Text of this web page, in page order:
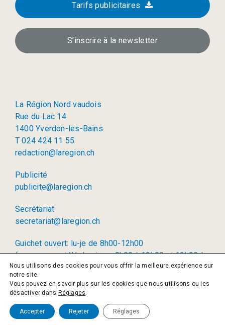
Tarifs publicitaires
S’inscrire à la newsletter
La Région Nord vaudois
Rue du Lac 14
1400 Yverdon-les-Bains
T 024 424 11 55
redaction@laregion.ch
Publicité
publicite@laregion.ch
Secrétariat
secretariat@laregion.ch
Guichet ouvert: lu-je de 8h00-12h00
(permanence téléphonique: 8h00 à 12h00 et 13h00 à
17h00)
© 2026 La Région SA
Politique de confidentialité
Nous utilisons des cookies pour vous offrir la meilleure expérience sur
notre site.
Vous pouvez en savoir plus sur les cookies que nous utilisons ou les
désactiver dans Réglages.
Accepter Rejeter Réglages